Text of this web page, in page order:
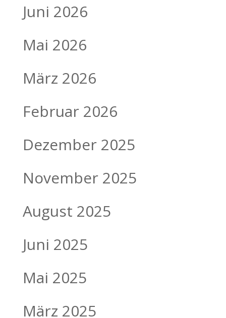
Juni 2026
Mai 2026
März 2026
Februar 2026
Dezember 2025
November 2025
August 2025
Juni 2025
Mai 2025
März 2025